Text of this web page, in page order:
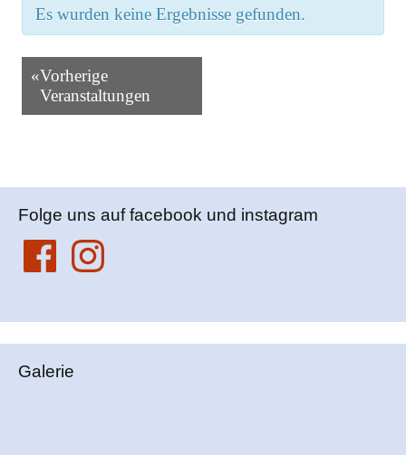
Es wurden keine Ergebnisse gefunden.
Veranstaltungen
Listen
«Vorherige
Veranstaltungen
Folge uns auf facebook und instagram
FacebookInstagram
Galerie